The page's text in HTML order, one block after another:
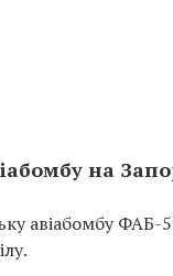
на
авіабомбу ФАБ-